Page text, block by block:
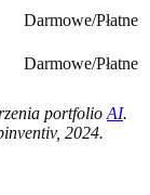
Darmowe/Płatne
Darmowe/Płatne
portfolio AI.
2024.